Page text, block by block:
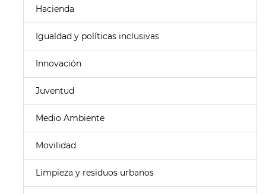
Hacienda
Igualdad y políticas inclusivas
Innovación
Juventud
Medio Ambiente
Movilidad
Limpieza y residuos urbanos